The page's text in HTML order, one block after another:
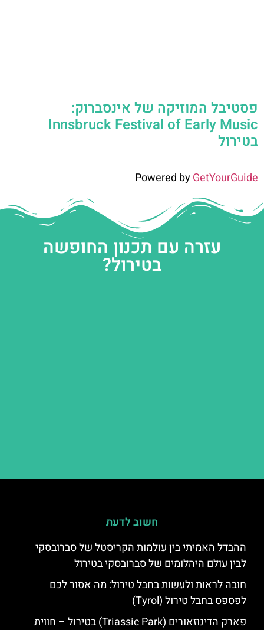
פסטיבל המוזיקה של אינסברוק:
Innsbruck Festival of Early Music
בטירול
Powered byGetYourGuide
עזרה עם תכנון החופשה
בטירול?
חשוב לדעת
ההבדל האמיתי בין עולמות הקריסטל של סברובסקי
לבין עולם היהלומים של סברובסקי בטירול
חובה לראות ולעשות בחבל טירול: מה אסור לכם
לפספס בחבל טירול (Tyrol)
פארק הדינוזאורים (Triassic Park) בטירול – חווית